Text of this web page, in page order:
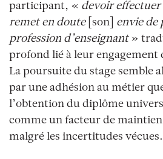
participant, « devoir effectuer
remet en doute[son] envie de
profession d’enseignant»
profond lié à leur engagement
La poursuite du stage semble
par une adhésion au métier
l’obtention du diplôme
comme un facteur de
malgré les incertitudes vécues.